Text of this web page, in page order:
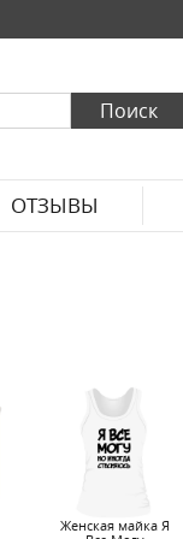
ОТЗЫВЫ
Женская майка Я